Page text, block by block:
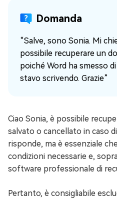
Domanda
“Salve, sono Sonia. Mi
possibile recuperare un
poiché Word ha smesso
stavo scrivendo. Grazie”
Ciao Sonia, è possibile
salvato o cancellato in caso
risponde, ma è essenziale
condizioni necessarie e,
software professionale di
Pertanto, è consigliabile